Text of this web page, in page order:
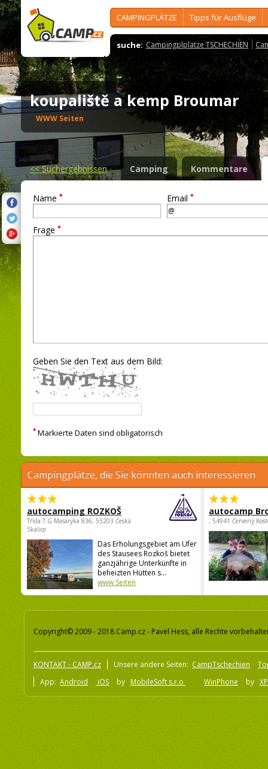
CAMPINGPLÄTZE Tipps für Ausflüge
suche: Campingplplätze TSCHECHIEN
koupaliště a kemp Broumar
WWW Seiten
<<Suchergebnissen Camping Kommentare
Name * Email *
Frage *
Geben Sie den Text aus dem Bild:
* Markierte Daten sind obligatorisch
Campingplätze, die Sie könnten auch interessieren
autocamping ROZKOŠ
Třída.T.G.Masaryka 836, 55203 Česká
Skalice
Das Erholungsgebiet am Ufer
des Stausees Rozkoš bietet
ganzjährige Unterkünfte in
beheizten Hütten s...
www Seiten
autocamp
, 54941 Červený
Copyright© 2009 - 2018 Camp.cz - Pavel Hess, alle Rechte
KONTAKT - CAMP.cz Unsere andere Seiten: CampTschechien
App: Android iOS by MobileSoft s.r.o WinPhone by